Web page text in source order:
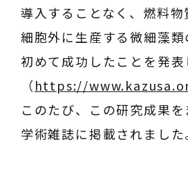
導入することなく、燃料物
細胞外に生産する微細藻
初めて成功したことを発表
（https://
このたび、この研究成果
学術雑誌に掲載されました